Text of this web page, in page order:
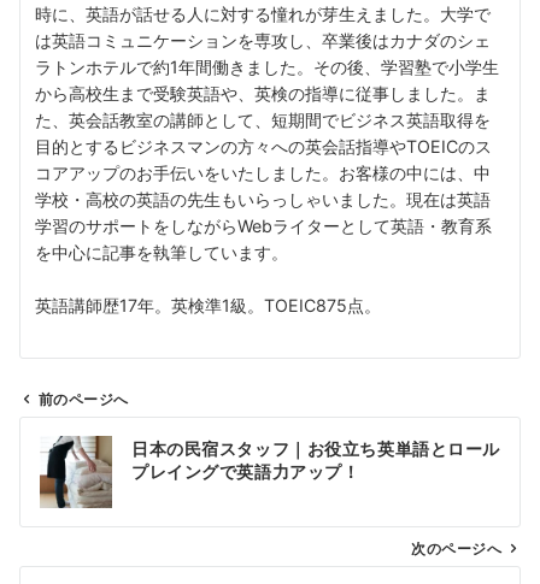
時に、英語が話せる人に対する憧れが芽生えました。大学で
は英語コミュニケーションを専攻し、卒業後はカナダのシェ
ラトンホテルで約1年間働きました。その後、学習塾で小学生
から高校生まで受験英語や、英検の指導に従事しました。ま
た、英会話教室の講師として、短期間でビジネス英語取得を
目的とするビジネスマンの方々への英会話指導やTOEICのス
コアアップのお手伝いをいたしました。お客様の中には、中
学校・高校の英語の先生もいらっしゃいました。現在は英語
学習のサポートをしながらWebライターとして英語・教育系
を中心に記事を執筆しています。
英語講師歴17年。英検準1級。TOEIC875点。
前のページへ
日本の民宿スタッフ｜お役立ち英単語とロール
プレイングで英語力アップ！
次のページへ